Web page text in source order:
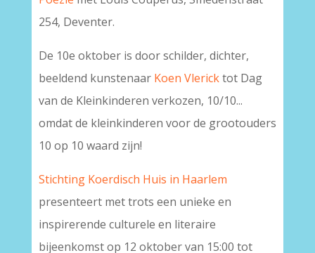
254, Deventer.
De 10e oktober is door schilder, dichter,
beeldend kunstenaar Koen Vlericktot Dag
van de Kleinkinderen verkozen, 10/10...
omdat de kleinkinderen voor de grootouders
10 op 10 waard zijn!
Stichting Koerdisch Huis in Haarlem
presenteert met trots een unieke en
inspirerende culturele en literaire
bijeenkomst op 12 oktober van 15:00 tot